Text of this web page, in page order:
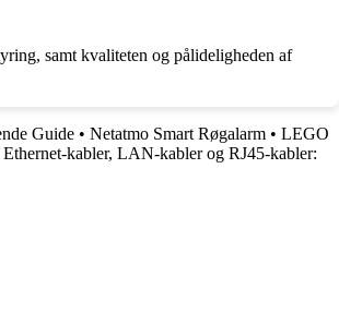
samt kvaliteten og pålideligheden af
Guide • Netatmo Smart Røgalarm • LEGO
Ethernet-kabler, LAN-kabler og RJ45-kabler: